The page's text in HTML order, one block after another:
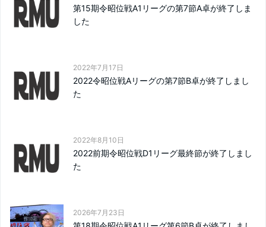
第15期令昭位戦A1リーグの第7節A卓が終了しま
した
2022年7月17日
2022令昭位戦Aリーグの第7節B卓が終了しまし
た
2022年8月10日
2022前期令昭位戦D1リーグ最終節が終了しまし
た
2026年7月23日